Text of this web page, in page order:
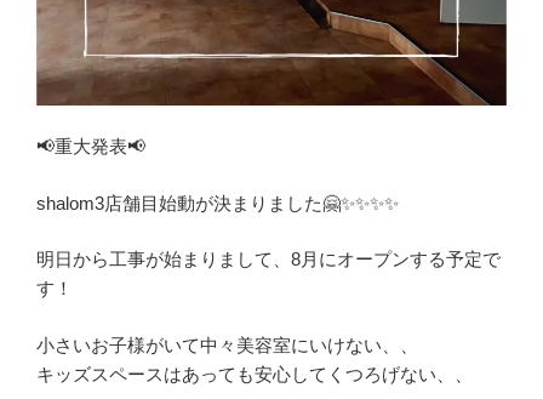
📢重大発表📢
shalom3店舗目始動が決まりました🤗✨✨✨✨
明日から工事が始まりまして、8月にオープンする予定で
す！
小さいお子様がいて中々美容室にいけない、、
キッズスペースはあっても安心してくつろげない、、